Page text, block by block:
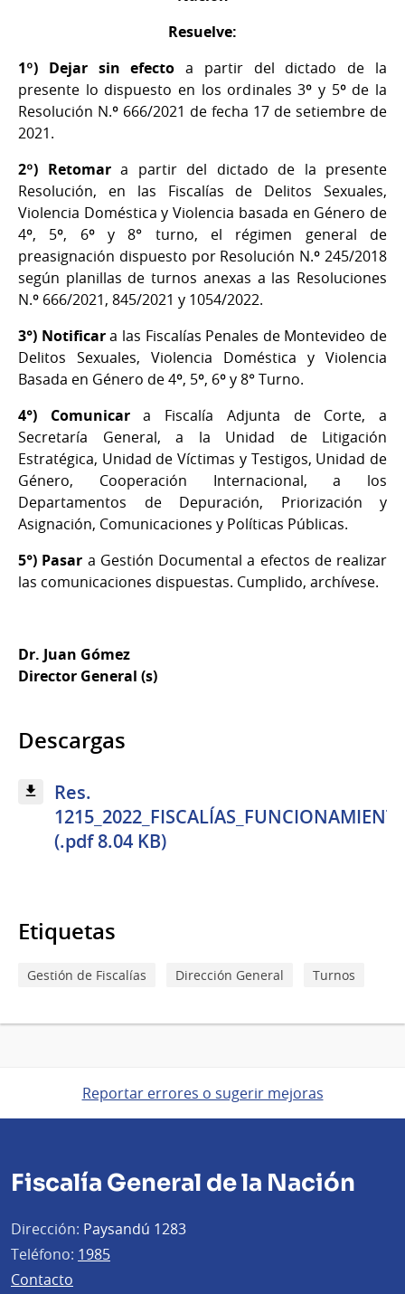
Resuelve:
1º) Dejar sin efecto a partir del dictado de la
presente lo dispuesto en los ordinales 3º y 5º de la
Resolución N.º 666/2021 de fecha 17 de setiembre de
2021.
2º) Retomara partir del dictado de la presente
Resolución, en las Fiscalías de Delitos Sexuales,
Violencia Doméstica y Violencia basada en Género de
4º, 5º, 6º y 8° turno, el régimen general de
preasignación dispuesto por Resolución N.º 245/2018
según planillas de turnos anexas a las Resoluciones
N.º 666/2021, 845/2021 y 1054/2022.
3°) Notificara las Fiscalías Penales de Montevideo de
Delitos Sexuales, Violencia Doméstica y Violencia
Basada en Género de 4º, 5º, 6º y 8° Turno.
4°) Comunicara Fiscalía Adjunta de Corte, a
Secretaría General, a la Unidad de Litigación
Estratégica, Unidad de Víctimas y Testigos, Unidad de
Género, Cooperación Internacional, a los
Departamentos de Depuración, Priorización y
Asignación, Comunicaciones y Políticas Públicas.
5°) Pasar a Gestión Documental a efectos de realizar
las comunicaciones dispuestas. Cumplido, archívese.
Dr. Juan Gómez
Director General (s)
Descargas
Res.
(.pdf 8.04 KB)
Etiquetas
Gestión de Fiscalías Dirección General Turnos
Reportar errores o sugerir mejoras
Fiscalía General de la Nación
Dirección: Paysandú 1283
Teléfono: 1985
Contacto